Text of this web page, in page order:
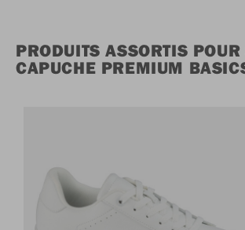
PRODUITS ASSORTIS
CAPUCHE PREMIUM